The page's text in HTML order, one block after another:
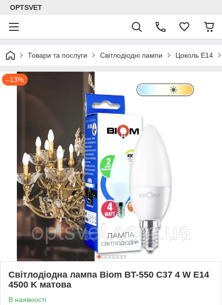
OPTSVET
Товари та послуги Світлодіодні лампи Цоколь E14
–13%
Світлодіодна лампа Biom BT-550 C37 4 W E14
4500 K матова
В наявності